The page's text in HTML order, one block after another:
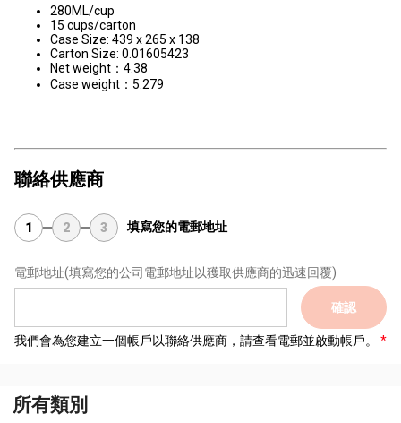
280ML/cup
15 cups/carton
Case Size: 439 x 265 x 138
Carton Size: 0.01605423
Net weight：4.38
Case weight：5.279
聯絡供應商
1 2 3 填寫您的電郵地址
電郵地址(填寫您的公司電郵地址以獲取供應商的迅速回覆)
確認
我們會為您建立一個帳戶以聯絡供應商，請查看電郵並啟動帳戶。
所有類別